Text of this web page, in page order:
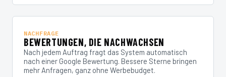
NACHFRAGE
BEWERTUNGEN, DIE NACHWACHSEN
Nach jedem Auftrag fragt das System automatisch
nach einer Google Bewertung. Bessere Sterne bringen
mehr Anfragen, ganz ohne Werbebudget.